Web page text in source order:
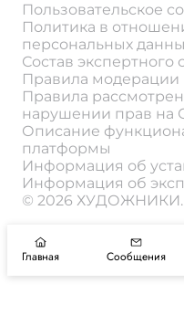
Пользовательское
Политика в
персональных
Состав экспертного
Правила модерации
Правила
нарушении прав на
Описание
платформы
Информация об
Информация об
© 2026
Главная Сообщения